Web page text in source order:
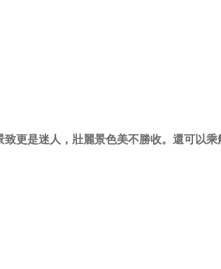
更是迷人，壯麗景色美不勝收。還可以乘